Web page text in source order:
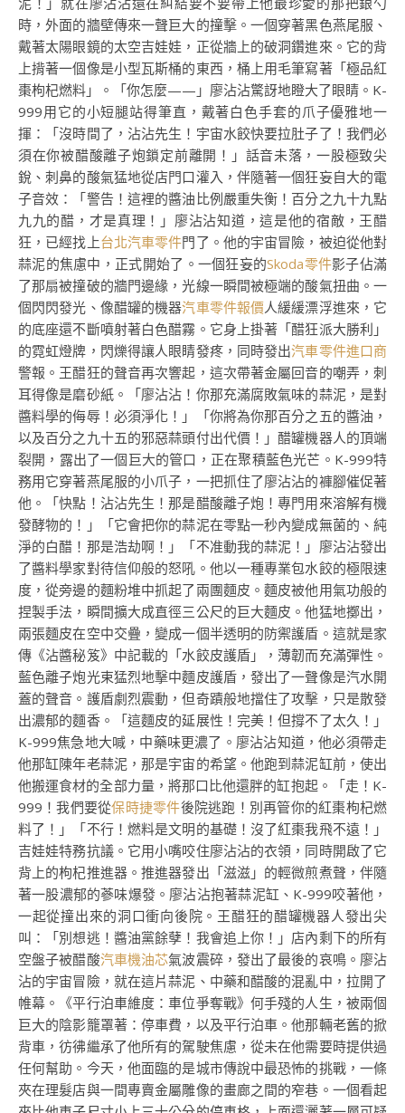
時，外面的牆壁傳來一聲巨大的撞擊。一個穿著黑色燕尾服、
戴著太陽眼鏡的太空吉娃娃，正從牆上的破洞鑽進來。它的背
上揹著一個像是小型瓦斯桶的東西，桶上用毛筆寫著「極品紅
棗枸杞燃料」。「你怎麼——」廖沾沾驚訝地瞪大了眼睛。K-
999用它的小短腿站得筆直，戴著白色手套的爪子優雅地一
揮：「沒時間了，沾沾先生！宇宙水餃快要拉肚子了！我們必
須在你被醋酸離子炮鎖定前離開！」話音未落，一股極致尖
銳、刺鼻的酸氣猛地從店門口灌入，伴隨著一個狂妄自大的電
子音效：「警告！這裡的醬油比例嚴重失衡！百分之九十九點
九九的醋，才是真理！」廖沾沾知道，這是他的宿敵，王醋
狂，已經找上台北汽車零件門了。他的宇宙冒險，被迫從他對
蒜泥的焦慮中，正式開始了。一個狂妄的Skoda零件影子佔滿
了那扇被撞破的牆門邊緣，光線一瞬間被極端的酸氣扭曲。一
個閃閃發光、像醋罐的機器汽車零件報價人緩緩漂浮進來，它
的底座還不斷噴射著白色醋霧。它身上掛著「醋狂派大勝利」
的霓虹燈牌，閃爍得讓人眼睛發疼，同時發出汽車零件進口商
警報。王醋狂的聲音再次響起，這次帶著金屬回音的嘲弄，刺
耳得像是磨砂紙。「廖沾沾！你那充滿腐敗氣味的蒜泥，是對
醬料學的侮辱！必須淨化！」「你將為你那百分之五的醬油，
以及百分之九十五的邪惡蒜頭付出代價！」醋罐機器人的頂端
裂開，露出了一個巨大的管口，正在聚積藍色光芒。K-999特
務用它穿著燕尾服的小爪子，一把抓住了廖沾沾的褲腳催促著
他。「快點！沾沾先生！那是醋酸離子炮！專門用來溶解有機
發酵物的！」「它會把你的蒜泥在零點一秒內變成無菌的、純
淨的白醋！那是浩劫啊！」「不准動我的蒜泥！」廖沾沾發出
了醬料學家對待信仰般的怒吼。他以一種專業包水餃的極限速
度，從旁邊的麵粉堆中抓起了兩團麵皮。麵皮被他用氣功般的
捏製手法，瞬間擴大成直徑三公尺的巨大麵皮。他猛地擲出，
兩張麵皮在空中交疊，變成一個半透明的防禦護盾。這就是家
傳《沾醬秘笈》中記載的「水餃皮護盾」，薄韌而充滿彈性。
藍色離子炮光束猛烈地擊中麵皮護盾，發出了一聲像是汽水開
蓋的聲音。護盾劇烈震動，但奇蹟般地擋住了攻擊，只是散發
出濃郁的麵香。「這麵皮的延展性！完美！但撐不了太久！」
K-999焦急地大喊，中藥味更濃了。廖沾沾知道，他必須帶走
他那缸陳年老蒜泥，那是宇宙的希望。他跑到蒜泥缸前，使出
他搬運食材的全部力量，將那口比他還胖的缸抱起。「走！K-
999！我們要從保時捷零件後院逃跑！別再管你的紅棗枸杞燃
料了！」「不行！燃料是文明的基礎！沒了紅棗我飛不遠！」
吉娃娃特務抗議。它用小嘴咬住廖沾沾的衣領，同時開啟了它
背上的枸杞推進器。推進器發出「滋滋」的輕微煎煮聲，伴隨
著一股濃郁的蔘味爆發。廖沾沾抱著蒜泥缸、K-999咬著他，
一起從撞出來的洞口衝向後院。王醋狂的醋罐機器人發出尖
叫：「別想逃！醬油黨餘孽！我會追上你！」店內剩下的所有
空盤子被醋酸汽車機油芯氣波震碎，發出了最後的哀鳴。廖沾
沾的宇宙冒險，就在這片蒜泥、中藥和醋酸的混亂中，拉開了
帷幕。《平行泊車維度：車位爭奪戰》何手殘的人生，被兩個
巨大的陰影籠罩著：停車費，以及平行泊車。他那輛老舊的掀
背車，彷彿繼承了他所有的駕駛焦慮，從未在他需要時提供過
任何幫助。今天，他面臨的是城市傳說中最恐怖的挑戰，一條
夾在理髮店與一間專賣金屬雕像的畫廊之間的窄巷。一個看起